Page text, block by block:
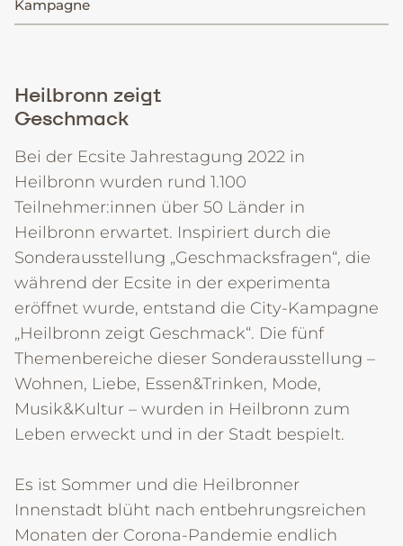
+49 7131 61687-0
Datenschutz
Kampagne
Heilbronn zeigt
Geschmack
Bei der Ecsite Jahrestagung 2022 in
Heilbronn wurden rund 1.100
Teilnehmer:innen über 50 Länder in
Heilbronn erwartet. Inspiriert durch die
Sonderausstellung „Geschmacksfragen“, die
während der Ecsite in der experimenta
eröffnet wurde, entstand die City-Kampagne
„Heilbronn zeigt Geschmack“. Die fünf
Themenbereiche dieser Sonderausstellung –
Wohnen, Liebe, Essen&Trinken, Mode,
Musik&Kultur – wurden in Heilbronn zum
Leben erweckt und in der Stadt bespielt.
Es ist Sommer und die Heilbronner
Innenstadt blüht nach entbehrungsreichen
Monaten der Corona-Pandemie endlich